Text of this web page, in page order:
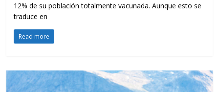
12% de su población totalmente vacunada. Aunque esto se
traduce en
Read more